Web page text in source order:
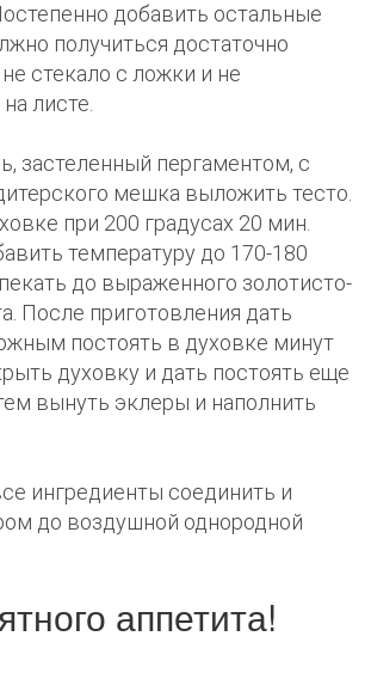
добавить остальные
получиться достаточно
стекало c ложки и не
листе.
застеленный пергаментом, c
мешка выложить тесто.
при 200 градусах 20 мин.
температуру до 170-180
до выраженного золотисто-
После приготовления дать
постоять в духовке минут
духовку и дать постоять еще
вынуть эклеры и наполнить
ингредиенты соединить и
до воздушной однородной
аппетита!